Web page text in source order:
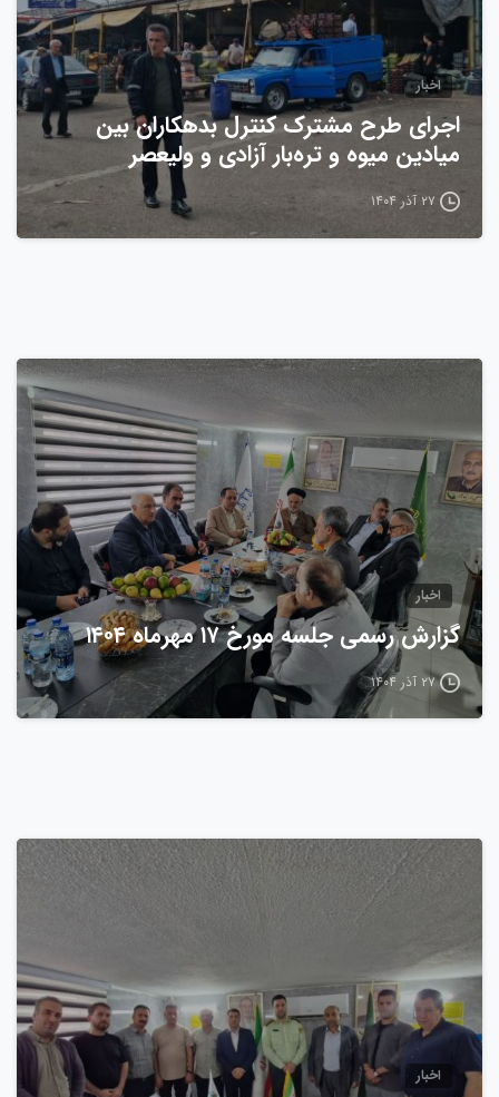
اخبار
اجرای طرح مشترک کنترل بدهکاران بین
میادین میوه و تره‌بار آزادی و ولیعصر
۲۷ آذر ۱۴۰۴
0
اخبار
گزارش رسمی جلسه مورخ ۱۷ مهرماه ۱۴۰۴
۲۷ آذر ۱۴۰۴
0
اخبار